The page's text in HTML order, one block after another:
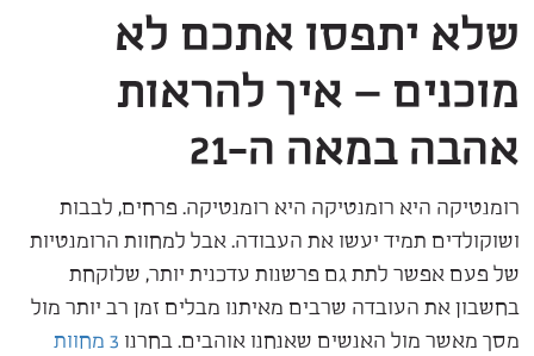
שלא יתפסו אתכם לא
מוכנים – איך להראות
אהבה במאה ה-21
רומנטיקה היא רומנטיקה היא רומנטיקה. פרחים, לבבות
ושוקולדים תמיד יעשו את העבודה. אבל למחוות הרומנטיות
של פעם אפשר לתת גם פרשנות עדכנית יותר, שלוקחת
בחשבון את העובדה שרבים מאיתנו מבלים זמן רב יותר מול
מסך מאשר מול האנשים שאנחנו אוהבים. בחרנו
3 מחוות